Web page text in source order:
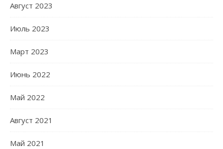
Август 2023
Июль 2023
Март 2023
Июнь 2022
Май 2022
Август 2021
Май 2021